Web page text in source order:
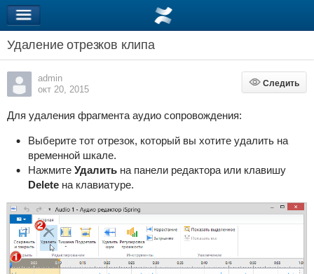
Удаление отрезков клипа
admin
окт 20, 2015
Следить
Следить
Для удаления фрагмента аудио сопровождения:
Выберите тот отрезок, который вы хотите удалить на
временной шкале.
Нажмите Удалитьна панели редактора или клавишу
Delete на клавиатуре.